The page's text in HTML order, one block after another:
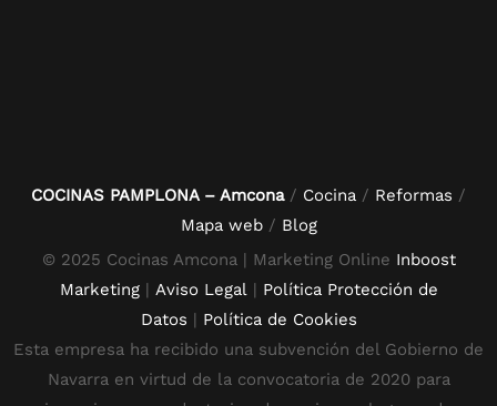
COCINAS PAMPLONA – Amcona/ Cocina / Reformas /
Mapa web/ Blog
© 2025 Cocinas Amcona | Marketing Online Inboost
Marketing| Aviso Legal
Política Protección de
Datos
Política de Cookies
Esta empresa ha recibido una subvención del Gobierno de
Navarra en virtud de la convocatoria de 2020 para